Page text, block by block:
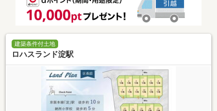
建築条件付土地
ロハスランド淀駅